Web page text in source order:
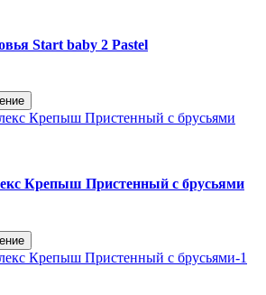
Start baby 2 Pastel
Крепыш Пристенный с брусьями